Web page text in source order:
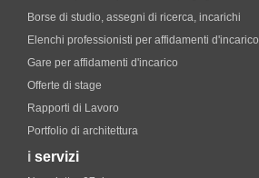
Borse di studio, assegni di ricerca, incarichi
Elenchi professionisti per affidamenti d'incarico
Gare per affidamenti d'incarico
Offerte di stage
Rapporti di Lavoro
Portfolio di architettura
i servizi